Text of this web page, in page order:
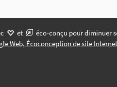
et
éco-conçu pour diminuer
Web, Écoconception de site